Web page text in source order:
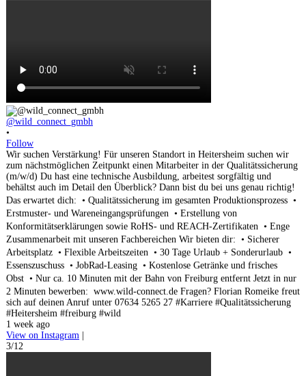
@wild_connect_gmbh
•
Follow
Wir suchen Verstärkung! Für unseren Standort in Heitersheim suchen wir
zum nächstmöglichen Zeitpunkt einen Mitarbeiter in der Qualitätssicherung
(m/w/d) Du hast eine technische Ausbildung, arbeitest sorgfältig und
behältst auch im Detail den Überblick? Dann bist du bei uns genau richtig!
Das erwartet dich: • Qualitätssicherung im gesamten Produktionsprozess •
Erstmuster- und Wareneingangsprüfungen • Erstellung von
Konformitätserklärungen sowie RoHS- und REACH-Zertifikaten • Enge
Zusammenarbeit mit unseren Fachbereichen Wir bieten dir: • Sicherer
Arbeitsplatz • Flexible Arbeitszeiten • 30 Tage Urlaub + Sonderurlaub •
Essenszuschuss • JobRad-Leasing • Kostenlose Getränke und frisches
Obst • Nur ca. 10 Minuten mit der Bahn von Freiburg entfernt Jetzt in nur
2 Minuten bewerben: www.wild-connect.de Fragen? Florian Romeike freut
sich auf deinen Anruf unter 07634 5265 27 #Karriere #Qualitätssicherung
#Heitersheim #freiburg #wild
1 week ago
View on Instagram |
3/12